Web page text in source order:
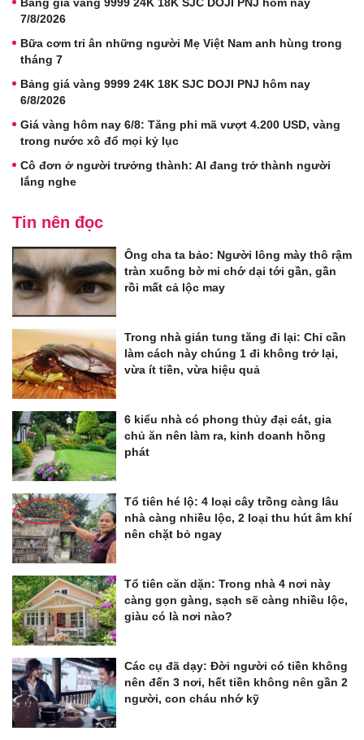
7/8/2026
Bữa cơm tri ân những người Mẹ Việt Nam anh hùng trong
tháng 7
Bảng giá vàng 9999 24K 18K SJC DOJI PNJ hôm nay
6/8/2026
Giá vàng hôm nay 6/8: Tăng phi mã vượt 4.200 USD, vàng
trong nước xô đổ mọi kỷ lục
Cô đơn ở người trưởng thành: AI đang trở thành người
lắng nghe
Tin nên đọc
Ông cha ta bảo: Người lông mày thô rậm
tràn xuống bờ mi chớ dại tới gần, gần
rồi mất cả lộc may
Trong nhà gián tung tăng đi lại: Chỉ cần
làm cách này chúng 1 đi không trở lại,
vừa ít tiền, vừa hiệu quả
6 kiểu nhà có phong thủy đại cát, gia
chủ ăn nên làm ra, kinh doanh hồng
phát
Tổ tiên hé lộ: 4 loại cây trồng càng lâu
nhà càng nhiều lộc, 2 loại thu hút âm khí
nên chặt bỏ ngay
Tổ tiên căn dặn: Trong nhà 4 nơi này
càng gọn gàng, sạch sẽ càng nhiều lộc,
giàu có là nơi nào?
Các cụ đã dạy: Đời người có tiền không
nên đến 3 nơi, hết tiền không nên gần 2
người, con cháu nhớ kỹ